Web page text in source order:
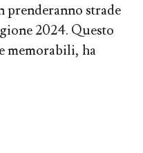
prenderanno strade
2024. Questo
memorabili, ha